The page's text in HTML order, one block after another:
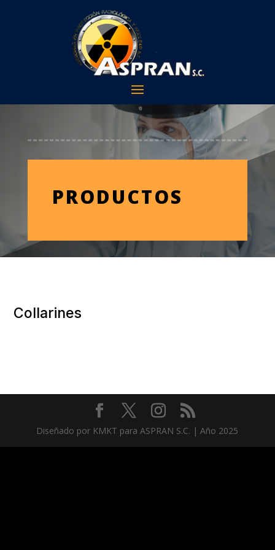
PRODUCTOS
Collarines
Diseñado por KMKT para ASPRAN S.C. | Año 2025